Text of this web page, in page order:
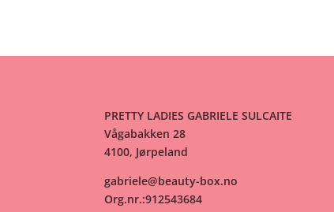
PRETTY LADIES GABRIELE SULCAITE
Vågabakken 28
4100, Jørpeland
gabriele@beauty-box.no
Org.nr.:912543684